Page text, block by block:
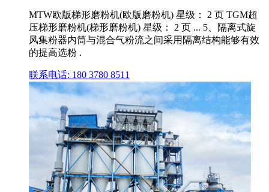
MTW欧版梯形磨粉机(欧版磨粉机) 星级： 2 页 TGM超
压梯形磨粉机(梯形磨粉机) 星级： 2 页 ... 5、隔离式旋
风集粉器内筒与混合气粉流之间采用隔离结构能够有效
的提高选粉 .
联系电话: 180 3780 8511